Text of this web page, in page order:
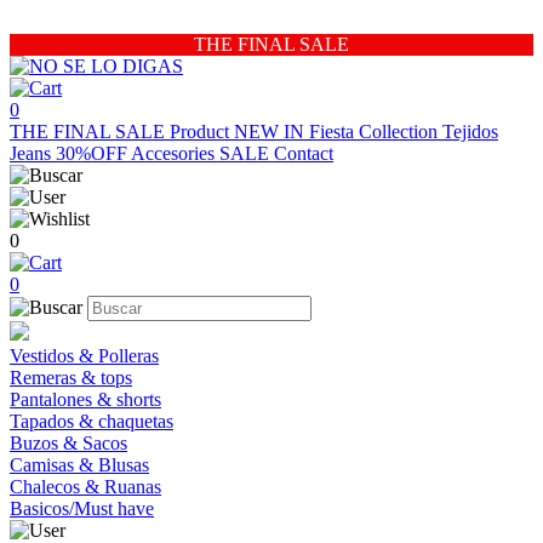
THE FINAL SALE
0
THE FINAL SALE Product NEW IN Fiesta Collection Tejidos
Jeans 30%OFF Accesories SALE Contact
0
0
Vestidos & Polleras
Remeras & tops
Pantalones & shorts
Tapados & chaquetas
Buzos & Sacos
Camisas & Blusas
Chalecos & Ruanas
Basicos/Must have